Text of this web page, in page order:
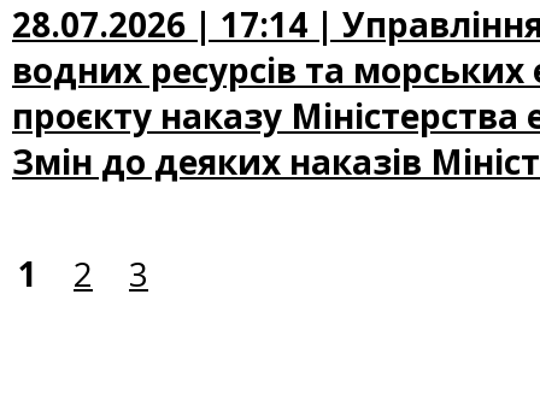
28.07.2026 | 17:14 |
водних ресурсів та
проєкту наказу
Змін до деяких наказів
1 2 3